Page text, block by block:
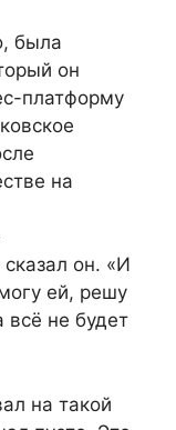
была
он
платформу
на
он. «И
ей, решу
всё не будет
на такой